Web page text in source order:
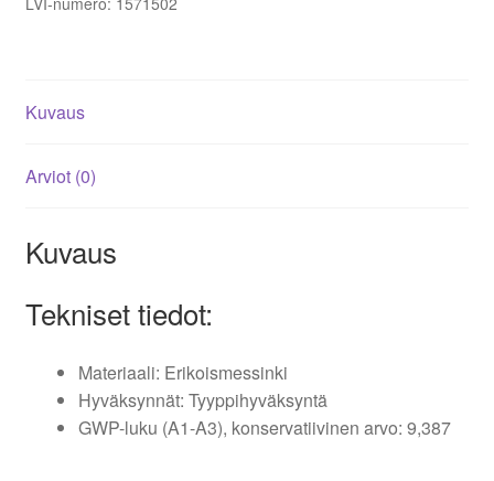
Kuvaus
Arviot (0)
Kuvaus
Tekniset tiedot:
Materiaali: Erikoismessinki
Hyväksynnät: Tyyppihyväksyntä
GWP-luku (A1-A3), konservatiivinen arvo: 9,387